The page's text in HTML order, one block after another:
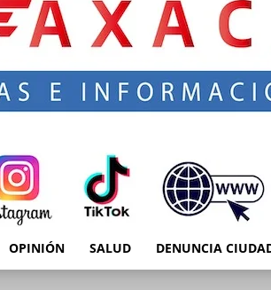
OPINIÓN SALUD DENUNCIA